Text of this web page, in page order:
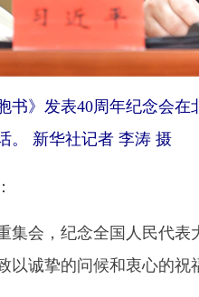
》发表40周年纪念会在
。 新华社记者 李涛 摄
会，纪念全国人民代表
以诚挚的问候和衷心的祝